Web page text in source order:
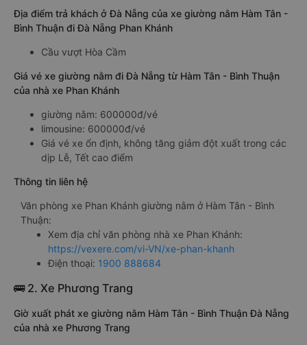
Địa điểm trả khách ở Đà Nẵng của xe giường nằm Hàm Tân -
Bình Thuận đi Đà Nẵng Phan Khánh
Cầu vượt Hòa Cầm
Giá vé xe giường nằm đi Đà Nẵng từ Hàm Tân - Bình Thuận
của nhà xe Phan Khánh
giường nằm: 600000đ/vé
limousine: 600000đ/vé
Giá vé xe ổn định, không tăng giảm đột xuất trong các
dịp Lễ, Tết cao điểm
Thông tin liên hệ
Văn phòng xe Phan Khánh giường nằm ở Hàm Tân - Bình
Thuận:
Xem địa chỉ văn phòng nhà xe Phan Khánh:
https://vexere.com/vi-VN/xe-phan-khanh
Điện thoại: 1900 888684
🚌 2. Xe Phương Trang
Giờ xuất phát xe giường nằm Hàm Tân - Bình Thuận Đà Nẵng
của nhà xe Phương Trang